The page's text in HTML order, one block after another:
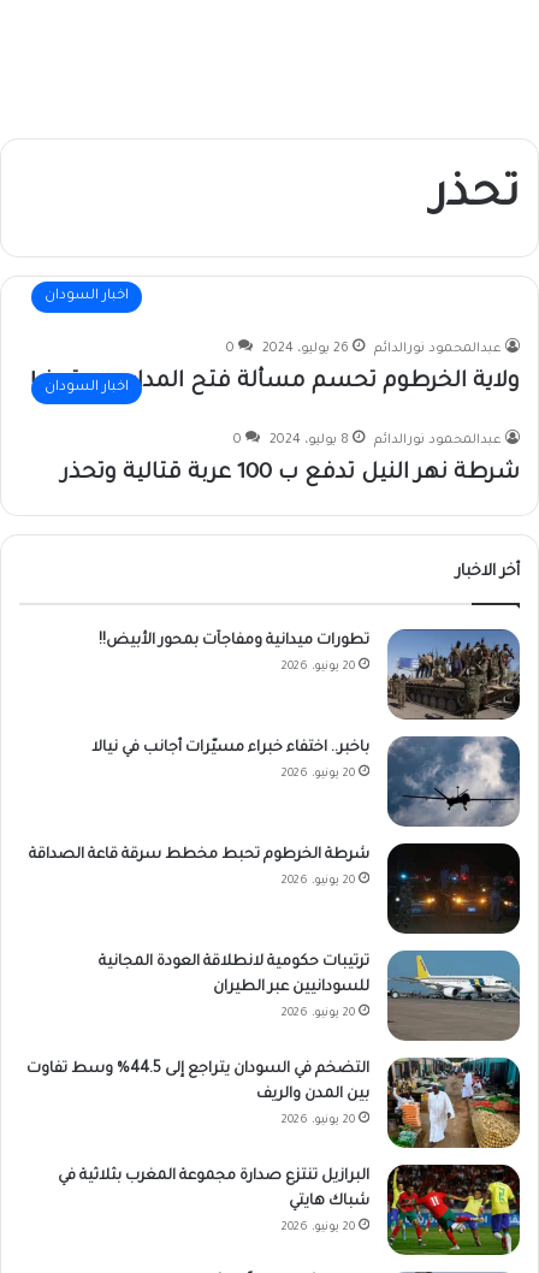
تحذر
اخبار السودان
عبدالمحمود نورالدائم 26 يوليو، 2024 0
ولاية الخرطوم تحسم مسألة فتح المدارس وتحذر!
اخبار السودان
عبدالمحمود نورالدائم 8 يوليو، 2024 0
شرطة نهر النيل تدفع ب 100 عربة قتالية وتحذر
أخر الاخبار
تطورات ميدانية ومفاجآت بمحور الأبيض!!
20 يونيو، 2026
باخبر.. اختفاء خبراء مسيّرات أجانب في نيالا
20 يونيو، 2026
شرطة الخرطوم تحبط مخطط سرقة قاعة الصداقة
20 يونيو، 2026
ترتيبات حكومية لانطلاقة العودة المجانية
للسودانيين عبر الطيران
20 يونيو، 2026
التضخم في السودان يتراجع إلى 44.5% وسط تفاوت
بين المدن والريف
20 يونيو، 2026
البرازيل تنتزع صدارة مجموعة المغرب بثلاثية في
شباك هايتي
20 يونيو، 2026